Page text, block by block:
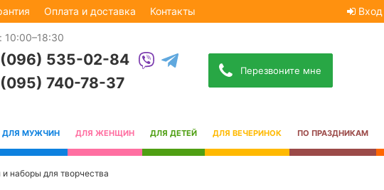
Оплата и доставка Контакты Вход
10:00–18:30
535-02-84
740-78-37
Перезвоните мне
ДЛЯ МУЖЧИН ДЛЯ ЖЕНЩИН ДЛЯ ДЕТЕЙ ДЛЯ ВЕЧЕРИНОК ПО ПРАЗДНИКАМ
наборы для творчества